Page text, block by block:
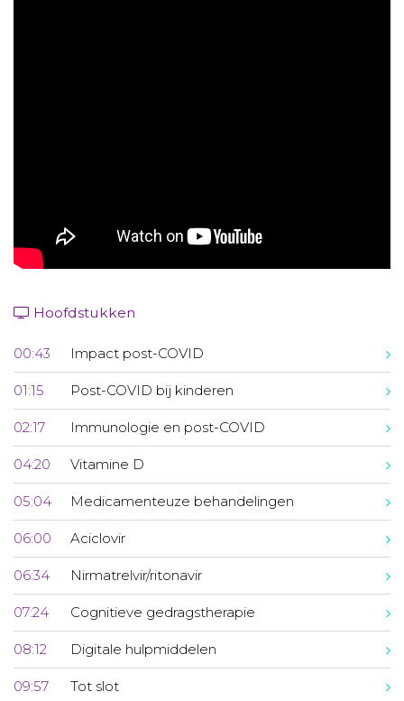
Hoofdstukken
00:43 Impact post-COVID
01:15 Post-COVID bij kinderen
02:17 Immunologie en post-COVID
04:20 Vitamine D
05:04 Medicamenteuze behandelingen
06:00 Aciclovir
06:34 Nirmatrelvir/ritonavir
07:24 Cognitieve gedragstherapie
08:12 Digitale hulpmiddelen
09:57 Tot slot